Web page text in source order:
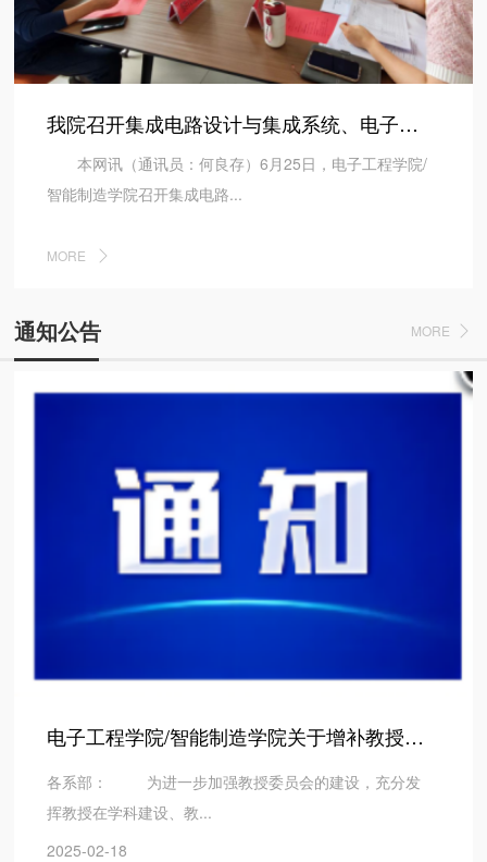
我院召开集成电路设计与集成系统、电子信息工程专业20...
本网讯（通讯员：何良存）6月25日，电子工程学院/
智能制造学院召开集成电路...
MORE
通知公告 MORE
电子工程学院/智能制造学院关于增补教授委员会委员的通知
各系部： 为进一步加强教授委员会的建设，充分发
挥教授在学科建设、教...
2025-02-18